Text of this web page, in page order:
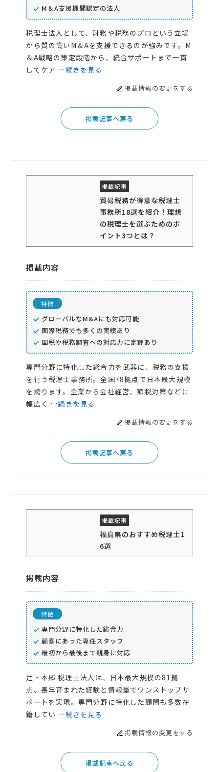
M＆A支援機関認定の法人
税理士法人として、財務や税務のプロという立場
から質の高いM＆Aを支援できるのが強みです。M
＆A戦略の策定段階から、統合サポートまで一貫
してケア …続きを見る
掲載情報の変更をする
掲載記事へ戻る
貿易税務が得意な税理士
事務所18選を紹介！理想
の税理士を選ぶためのポ
イント3つとは？
掲載内容
特徴
グローバルなM&Aにも対応可能
国際税務でも多くの実績あり
国税や税務調査への対応力に定評あり
専門分野に特化した総合力を武器に、税務の支援
を行う税理士事務所。全国78拠点で日本最大規模
を誇ります。企業から会社経営、節税対策などに
幅広く …続きを見る
掲載情報の変更をする
掲載記事へ戻る
福島県のおすすめ税理士1
6選
掲載内容
特徴
専門分野に特化した総合力
顧客にあった専任スタッフ
最初から最後まで親身に対応
辻・本郷 税理士法人は、日本最大規模の81拠
点、長年育まれた経験と情報量でワンストップサ
ポートを実現。専門分野に特化した顧問も多数在
籍してい …続きを見る
掲載情報の変更をする
掲載記事へ戻る